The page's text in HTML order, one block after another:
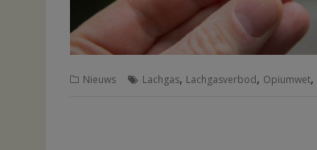
Nieuws Lachgas, Lachgasverbod, Opiumwet,